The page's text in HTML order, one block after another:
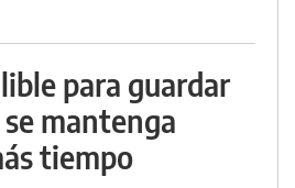
para guardar
mantenga
tiempo